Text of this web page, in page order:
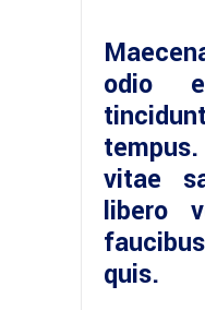
odio
vitae
libero
quis.